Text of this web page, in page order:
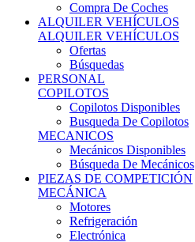
Compra De Coches
ALQUILER VEHÍCULOS
ALQUILER VEHÍCULOS
Ofertas
Búsquedas
PERSONAL
COPILOTOS
Copilotos Disponibles
Busqueda De Copilotos
MECANICOS
Mecánicos Disponibles
Búsqueda De Mecánicos
PIEZAS DE COMPETICIÓN
MECÁNICA
Motores
Refrigeración
Electrónica